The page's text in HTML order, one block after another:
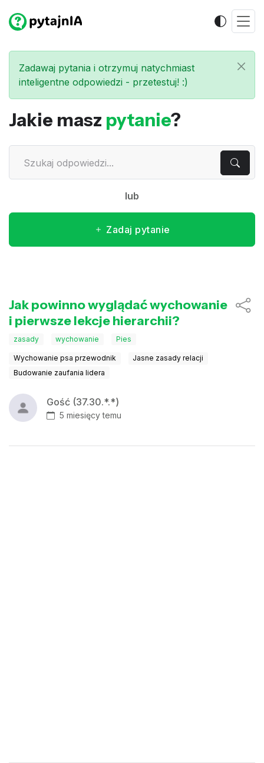
Zadawaj pytania i otrzymuj natychmiast
inteligentne odpowiedzi - przetestuj! :)
Jakie masz pytanie?
lub
Zadaj pytanie
Jak powinno wyglądać wychowanie
i pierwsze lekcje hierarchii?
zasady wychowanie Pies
Wychowanie psa przewodnik
Jasne zasady relacji
Budowanie zaufania lidera
Gość (37.30.*.*)
5 miesięcy temu